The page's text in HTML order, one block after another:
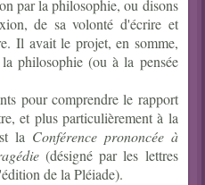
par la philosophie, ou disons
de sa volonté d'écrire et
Il avait le projet, en somme,
philosophie (ou à la pensée
pour comprendre le rapport
et plus particulièrement à la
la Conférence prononcée à
(désigné par les lettres
de la Pléiade).